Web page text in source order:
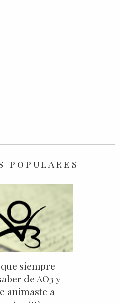
POPULARES
siempre
de AO3 y
animaste a